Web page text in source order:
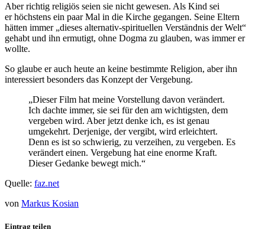
Aber richtig religiös seien sie nicht gewesen. Als Kind sei
er höchstens ein paar Mal in die Kirche gegangen. Seine Eltern
hätten immer „dieses alternativ-spirituellen Verständnis der Welt“
gehabt und ihn ermutigt, ohne Dogma zu glauben, was immer er
wollte.
So glaube er auch heute an keine bestimmte Religion, aber ihn
interessiert besonders das Konzept der Vergebung.
„Dieser Film hat meine Vorstellung davon verändert.
Ich dachte immer, sie sei für den am wichtigsten, dem
vergeben wird. Aber jetzt denke ich, es ist genau
umgekehrt. Derjenige, der vergibt, wird erleichtert.
Denn es ist so schwierig, zu verzeihen, zu vergeben. Es
verändert einen. Vergebung hat eine enorme Kraft.
Dieser Gedanke bewegt mich.“
Quelle: faz.net
von Markus Kosian
Eintrag teilen